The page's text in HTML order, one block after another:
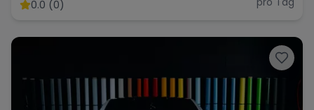
Range Rover Corvette
0.0 (0)